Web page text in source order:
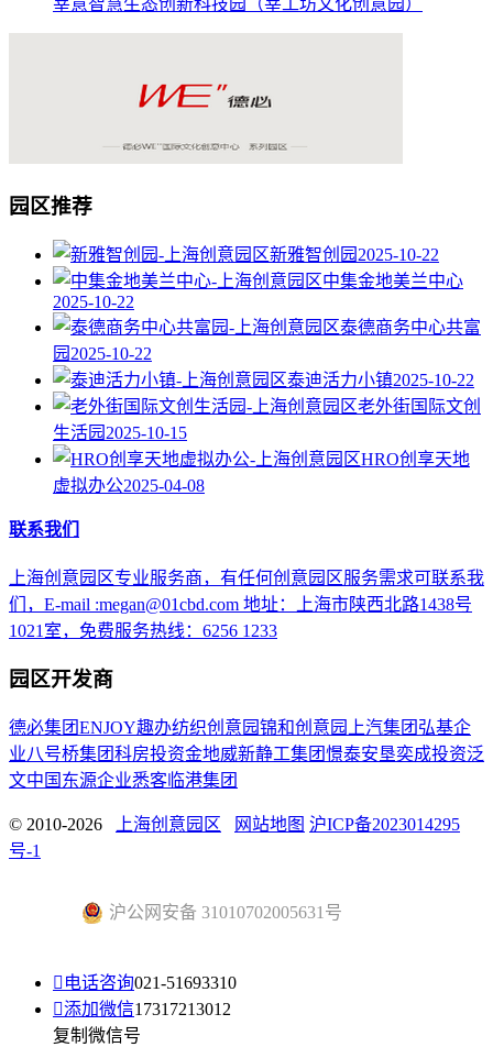
莘意智慧生态创新科技园（莘工坊文化创意园）
园区推荐
新雅智创园 2025-10-22
中集金地美兰中心
2025-10-22
泰德商务中心共富
园 2025-10-22
泰迪活力小镇2025-10-22
老外街国际文创
生活园 2025-10-15
HRO创享天地
虚拟办公2025-04-08
联系我们
上海创意园区专业服务商，有任何创意园区服务需求可联系我
们，E-mail :megan@01cbd.com 地址：上海市陕西北路1438号
1021室，免费服务热线：6256 1233
园区开发商
德必集团ENJOY趣办纺织创意园锦和创意园 上汽集团 弘基企
业八号桥集团科房投资金地威新静工集团憬泰安垦奕成投资泛
文中国 东源企业悉客 临港集团
© 2010-2026 上海创意园区 网站地图 沪ICP备2023014295
号-1
沪公网安备 31010702005631号
 电话咨询021-51693310
添加微信17317213012
复制微信号